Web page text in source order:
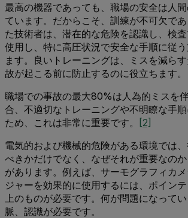
最高の機器であっても、職場の安全は人
ています。だからこそ、訓練が不可欠で
た技術者は、潜在的な危険を認識し、検査
使用し、特に高圧状況で安全な手順に従
ます。良いトレーニングは、ミスを減ら
故が起こる前に防止するのに役立ちます。
職場での事故の最大80%は人為的ミスを
合、不適切なトレーニングや不明瞭な手
ため、これは非常に重要です。
[2]
電気的および機械的危険がある環境では
べきかだけでなく、なぜそれが重要なの
があります。例えば、サーモグラフィカ
ジャーを効果的に使用するには、ポイン
上のものが必要です。何が問題になって
脈、認識が必要です。